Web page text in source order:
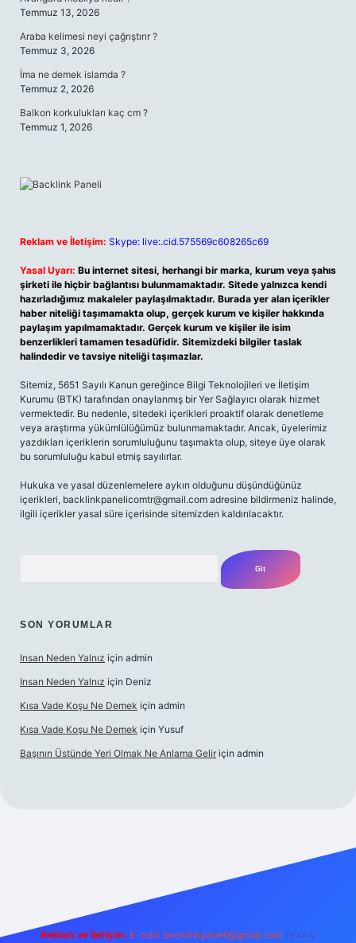
Temmuz 13, 2026
Araba kelimesi neyi çağrıştırır ?
Temmuz 3, 2026
İma ne demek islamda ?
Temmuz 2, 2026
Balkon korkulukları kaç cm ?
Temmuz 1, 2026
Reklam ve İletişim: Skype: live:.cid.575569c608265c69
Yasal Uyarı: Bu internet sitesi, herhangi bir marka, kurum veya şahıs
şirketi ile hiçbir bağlantısı bulunmamaktadır. Sitede yalnızca kendi
hazırladığımız makaleler paylaşılmaktadır. Burada yer alan içerikler
haber niteliği taşımamakta olup, gerçek kurum ve kişiler hakkında
paylaşım yapılmamaktadır. Gerçek kurum ve kişiler ile isim
benzerlikleri tamamen tesadüfidir. Sitemizdeki bilgiler taslak
halindedir ve tavsiye niteliği taşımazlar.
Sitemiz, 5651 Sayılı Kanun gereğince Bilgi Teknolojileri ve İletişim
Kurumu (BTK) tarafından onaylanmış bir Yer Sağlayıcı olarak hizmet
vermektedir. Bu nedenle, sitedeki içerikleri proaktif olarak denetleme
veya araştırma yükümlülüğümüz bulunmamaktadır. Ancak, üyelerimiz
yazdıkları içeriklerin sorumluluğunu taşımakta olup, siteye üye olarak
bu sorumluluğu kabul etmiş sayılırlar.
Hukuka ve yasal düzenlemelere aykırı olduğunu düşündüğünüz
içerikleri, backlinkpanelicomtr@gmail.com adresine bildirmeniz halinde,
ilgili içerikler yasal süre içerisinde sitemizden kaldırılacaktır.
SON YORUMLAR
Insan Neden Yalnız için admin
Insan Neden Yalnız için Deniz
Kısa Vade Koşu Ne Demek için admin
Kısa Vade Koşu Ne Demek için Yusuf
Başının Üstünde Yeri Olmak Ne Anlama Gelir için admin
Reklam ve İletişim: E-mail: backlinkpaneli@gmail.com Teams: